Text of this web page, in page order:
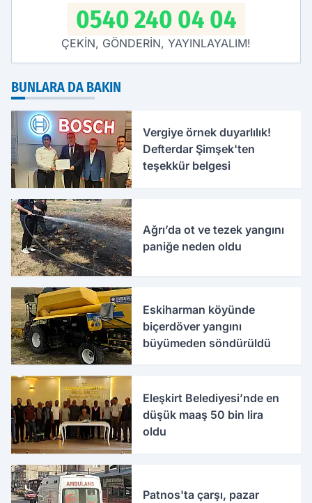
0540 240 04 04
ÇEKİN, GÖNDERİN, YAYINLAYALIM!
BUNLARA DA BAKIN
Vergiye örnek duyarlılık!
Defterdar Şimşek'ten
teşekkür belgesi
Ağrı’da ot ve tezek yangını
paniğe neden oldu
Eskiharman köyünde
biçerdöver yangını
büyümeden söndürüldü
Eleşkirt Belediyesi’nde en
düşük maaş 50 bin lira
oldu
Patnos'ta çarşı, pazar